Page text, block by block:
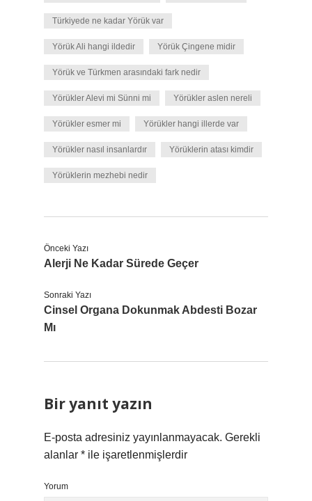
Türkiyede ne kadar Yörük var
Yörük Ali hangi ildedir Yörük Çingene midir
Yörük ve Türkmen arasındaki fark nedir
Yörükler Alevi mi Sünni mi Yörükler aslen nereli
Yörükler esmer mi Yörükler hangi illerde var
Yörükler nasıl insanlardır Yörüklerin atası kimdir
Yörüklerin mezhebi nedir
Önceki Yazı
Alerji Ne Kadar Sürede Geçer
Sonraki Yazı
Cinsel Organa Dokunmak Abdesti Bozar
Mı
Bir yanıt yazın
E-posta adresiniz yayınlanmayacak. Gerekli
alanlar * ile işaretlenmişlerdir
Yorum